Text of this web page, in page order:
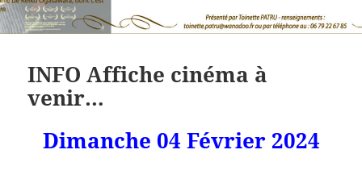
INFO Affiche cinéma à
venir…
Dimanche 04 Février 2024